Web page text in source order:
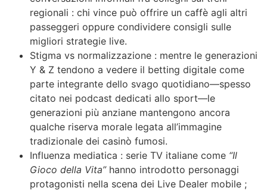
regionali : chi vince può offrire un caffè agli altri
passeggeri oppure condividere consigli sulle
migliori strategie live.
Stigma vs normalizzazione : mentre le generazioni
Y & Z tendono a vedere il betting digitale come
parte integrante dello svago quotidiano—spesso
citato nei podcast dedicati allo sport—le
generazioni più anziane mantengono ancora
qualche riserva morale legata all’immagine
tradizionale dei casinò fumosi.
Influenza mediatica : serie TV italiane come “Il
Gioco della Vita”hanno introdotto personaggi
protagonisti nella scena dei Live Dealer mobile ;